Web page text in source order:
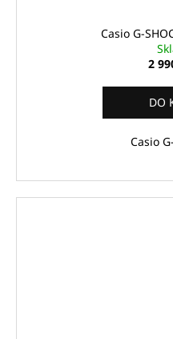
Casio G-
2
DO
Casio